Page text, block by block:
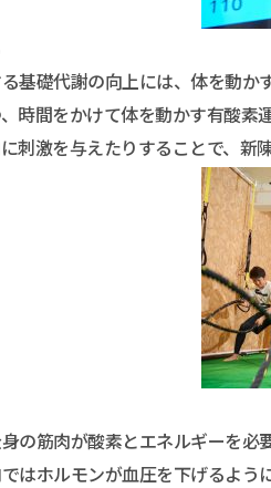
基礎代謝の向上には、体を動か
時間をかけて体を動かす有酸素
刺激を与えたりすることで、新
の筋肉が酸素とエネルギーを必
はホルモンが血圧を下げるよう